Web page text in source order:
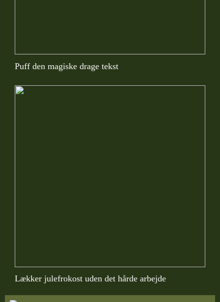
Puff den magiske drage tekst
Lækker julefrokost uden det hårde arbejde